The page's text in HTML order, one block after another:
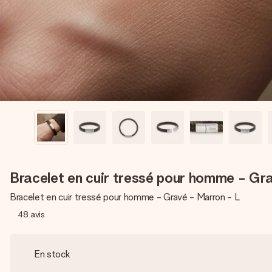
Bracelet en cuir tressé pour homme -
Bracelet en cuir tressé pour homme - Gravé - Marron - L
48 avis
En stock